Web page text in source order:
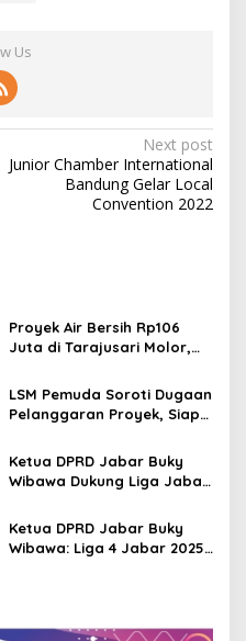
Us
Next post
Junior Chamber International
Bandung Gelar Local
Convention 2022
Proyek Air Bersih Rp106
Juta di Tarajusari Molor,
Pelaksana dan
Pengawasan Dinas
LSM Pemuda Soroti Dugaan
Pelanggaran Proyek, Siap
Jalur Hukum
Ketua DPRD Jabar Buky
Wibawa Dukung Liga Jabar
Pembinaan Sepak Bola Usia
Dini
Ketua DPRD Jabar Buky
Wibawa: Liga 4 Jabar 2025